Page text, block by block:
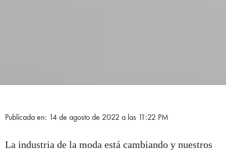
Publicada en: 14 de agosto de 2022 a las 11:22 PM
La industria de la moda está cambiando y nuestros